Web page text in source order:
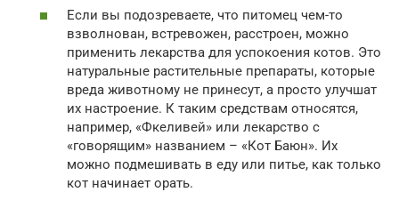
Если вы подозреваете, что питомец чем-то
взволнован, встревожен, расстроен, можно
применить лекарства для успокоения котов. Это
натуральные растительные препараты, которые
вреда животному не принесут, а просто улучшат
их настроение. К таким средствам относятся,
например, «Фкеливей» или лекарство с
«говорящим» названием – «Кот Баюн». Их
можно подмешивать в еду или питье, как только
кот начинает орать.